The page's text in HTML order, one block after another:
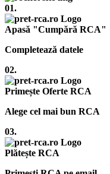
01.
Apasă "Cumpără RCA"
Completează datele
02.
Primește Oferte RCA
Alege cel mai bun RCA
03.
Plătește RCA